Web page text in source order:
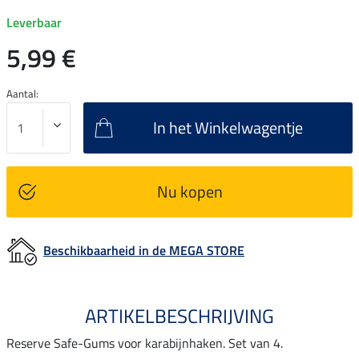
Leverbaar
5,99 €
Aantal:
In het Winkelwagentje
Nu kopen
Beschikbaarheid in de MEGA STORE
ARTIKELBESCHRIJVING
Reserve Safe-Gums voor karabijnhaken. Set van 4.